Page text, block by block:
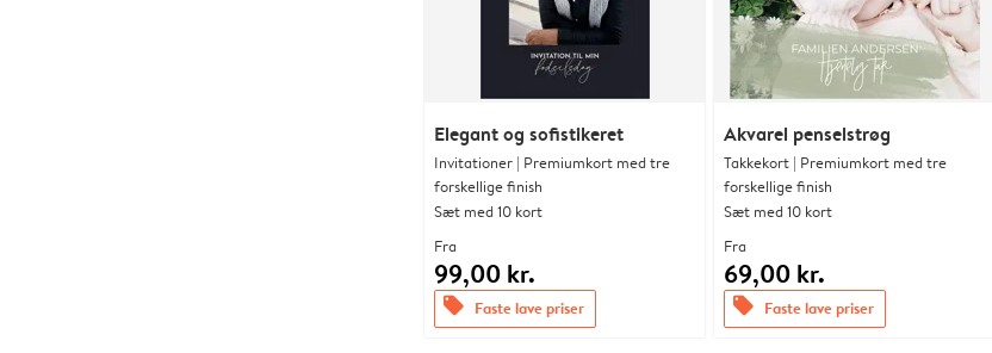
Elegant og sofistikeret
Invitationer | Premiumkort med tre
forskellige finish
Sæt med 10 kort
Fra
99,00 kr.
offers Faste lave priser
Akvarel penselstrøg
Takkekort | Premiumkort med tre
forskellige finish
Sæt med 10 kort
Fra
69,00 kr.
offers Faste lave priser